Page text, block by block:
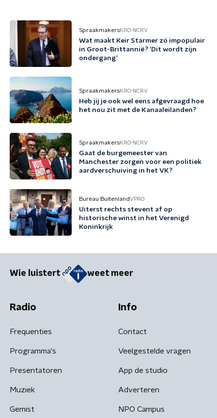
SpraakmakersKRO-NCRV
Wat maakt Keir Starmer zó impopulair
in Groot-Brittannië? 'Dit wordt zijn
ondergang'
SpraakmakersKRO-NCRV
Heb jij je ook wel eens afgevraagd hoe
het nou zit met de Kanaaleilanden?
SpraakmakersKRO-NCRV
Gaat de burgemeester van
Manchester zorgen voor een politiek
aardverschuiving in het VK?
Bureau BuitenlandVPRO
Uiterst rechts stevent af op
historische winst in het Verenigd
Koninkrijk
Wie luistert weet meer
Radio
Frequenties
Programma's
Presentatoren
Muziek
Gemist
Info
Contact
Veelgestelde vragen
App de studio
Adverteren
NPO Campus